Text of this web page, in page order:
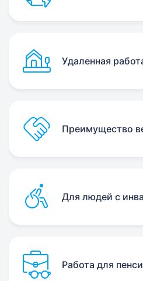
Удаленная
Преимущество
Для людей с
Работа для